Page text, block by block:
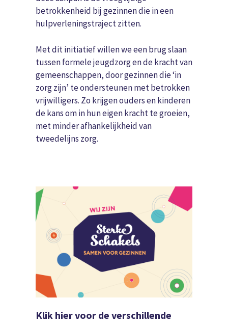
betrokkenheid bij gezinnen die in een
hulpverleningstraject zitten.
Met dit initiatief willen we een brug slaan
tussen formele jeugdzorg en de kracht van
gemeenschappen, door gezinnen die ‘in
zorg zijn’ te ondersteunen met betrokken
vrijwilligers. Zo krijgen ouders en kinderen
de kans om in hun eigen kracht te groeien,
met minder afhankelijkheid van
tweedelijns zorg.
Klik hier voor de verschillende